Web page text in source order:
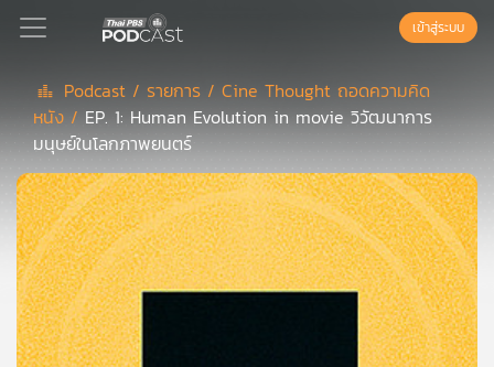
Podcast
เพล
ย์
ลิ
สต์
แนะนำ
เข้าสู่ระบบ
Podcast / รายการ /Cine Thought ถอดความคิด
หนัง / EP. 1: Human Evolution in movie วิวัฒนาการ
มนุษย์ในโลกภาพยนตร์